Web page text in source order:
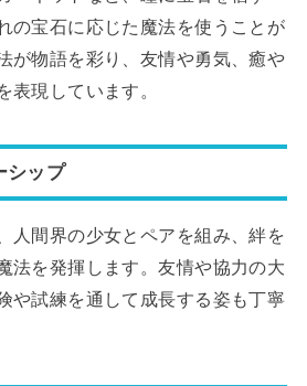
の宝石に応じた魔法を使うことが
が物語を彩り、友情や勇気、癒や
表現しています。
シップ
人間界の少女とペアを組み、絆を
法を発揮します。友情や協力の大
や試練を通して成長する姿も丁寧